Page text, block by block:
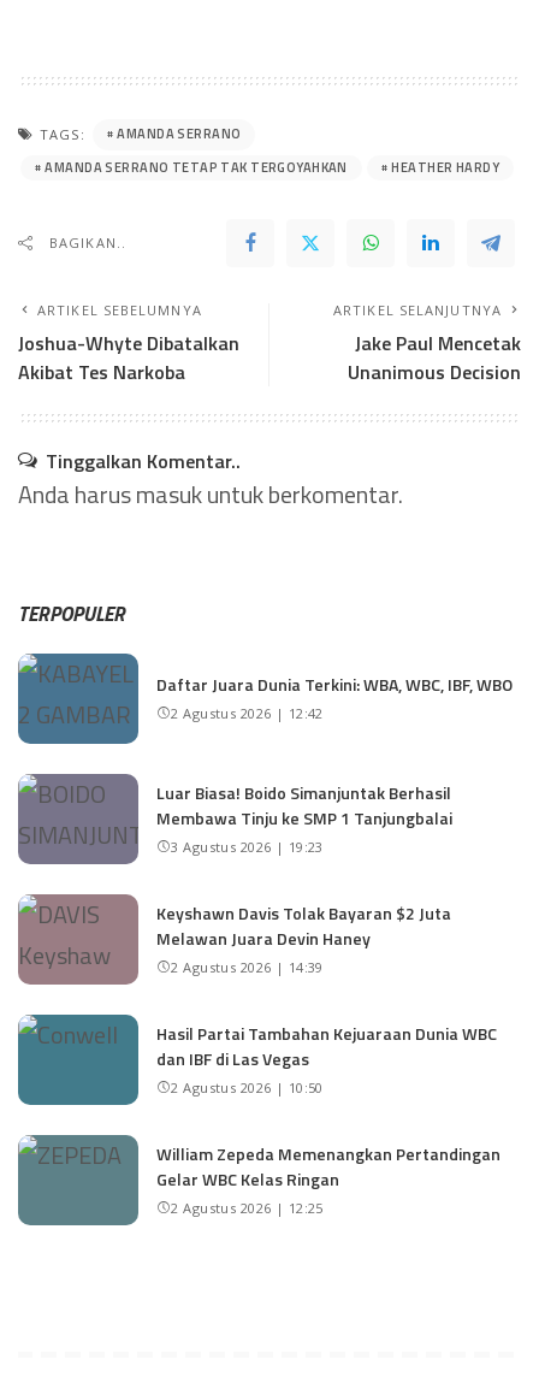
TAGS:
AMANDA SERRANO
AMANDA SERRANO TETAP TAK TERGOYAHKAN
HEATHER HARDY
BAGIKAN..
ARTIKEL SEBELUMNYA
Joshua-Whyte Dibatalkan
Akibat Tes Narkoba
ARTIKEL SELANJUTNYA
Jake Paul Mencetak
Unanimous Decision
Tinggalkan Komentar..
Anda harusmasukuntuk berkomentar.
TERPOPULER
Daftar Juara Dunia Terkini: WBA, WBC, IBF, WBO
2 Agustus 2026 | 12:42
Luar Biasa! Boido Simanjuntak Berhasil
Membawa Tinju ke SMP 1 Tanjungbalai
3 Agustus 2026 | 19:23
Keyshawn Davis Tolak Bayaran $2 Juta
Melawan Juara Devin Haney
2 Agustus 2026 | 14:39
Hasil Partai Tambahan Kejuaraan Dunia WBC
dan IBF di Las Vegas
2 Agustus 2026 | 10:50
William Zepeda Memenangkan Pertandingan
Gelar WBC Kelas Ringan
2 Agustus 2026 | 12:25